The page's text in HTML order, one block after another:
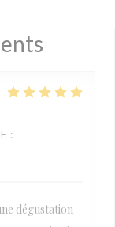
:
dégustation